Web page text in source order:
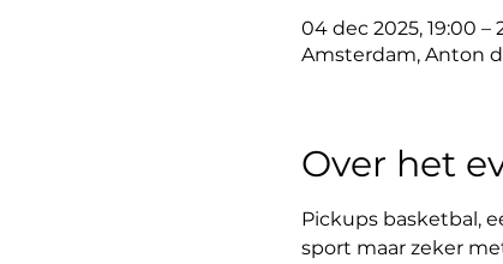
04 dec 2025, 19:00 –
Amsterdam, Anton
Over het
Pickups basketbal,
sport maar zeker